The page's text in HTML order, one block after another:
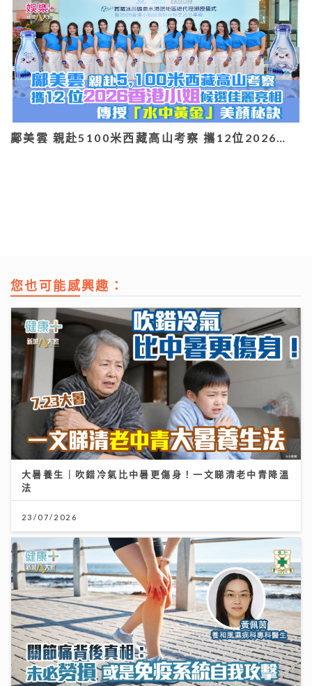
鄺美雲 親赴5100米西藏高山考察 攜12位2026…
您也可能感興趣：
大暑養生｜吹錯冷氣比中暑更傷身！一文睇清老中青降溫
法
23/07/2026